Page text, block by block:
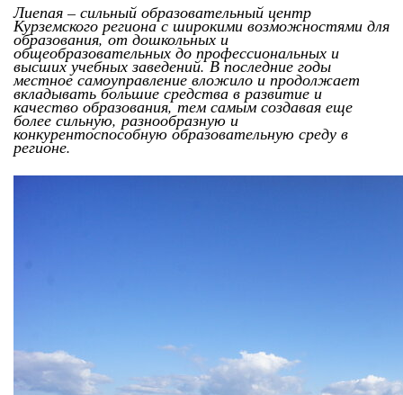
Лиепая – сильный образовательный центр
Курземского региона с широкими возможностями для
образования, от дошкольных и
общеобразовательных до профессиональных и
высших учебных заведений. В последние годы
местное самоуправление вложило и продолжает
вкладывать большие средства в развитие и
качество образования, тем самым создавая еще
более сильную, разнообразную и
конкурентоспособную образовательную среду в
регионе.